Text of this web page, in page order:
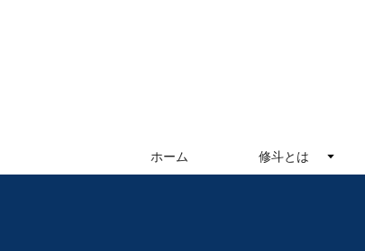
ホーム 修斗とは